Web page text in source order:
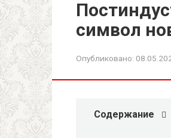
символ
Опубликовано:
Содержание